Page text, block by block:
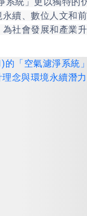
續、數位人文和
社會發展和產業升